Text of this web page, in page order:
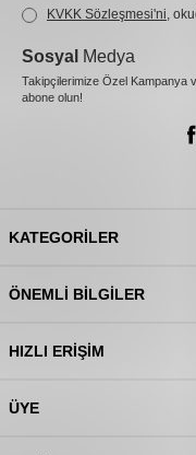
KVKK Sözleşmesi'ni ,
Sosyal Medya
Takipçilerimize Özel Kampanya
abone olun!
KATEGORILER
ÖNEMLI BILGILER
HIZLI ERIŞIM
ÜYE